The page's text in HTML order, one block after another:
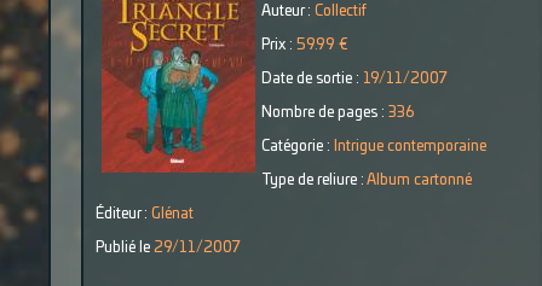
Auteur : Collectif
Prix : 59.99 €
Date de sortie : 19/11/2007
Nombre de pages : 336
Catégorie : Intrigue contemporaine
Type de reliure : Album cartonné
Éditeur : Glénat
Publié le 29/11/2007